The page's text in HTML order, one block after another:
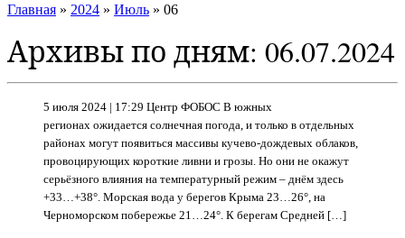
Главная » 2024 » Июль » 06
Архивы по дням: 06.07.2024
5 июля 2024 | 17:29 Центр ФОБОС В южных
регионах ожидается солнечная погода, и только в отдельных
районах могут появиться массивы кучево-дождевых облаков,
провоцирующих короткие ливни и грозы. Но они не окажут
серьёзного влияния на температурный режим – днём здесь
+33…+38°. Морская вода у берегов Крыма 23…26°, на
Черноморском побережье 21…24°. К берегам Средней […]